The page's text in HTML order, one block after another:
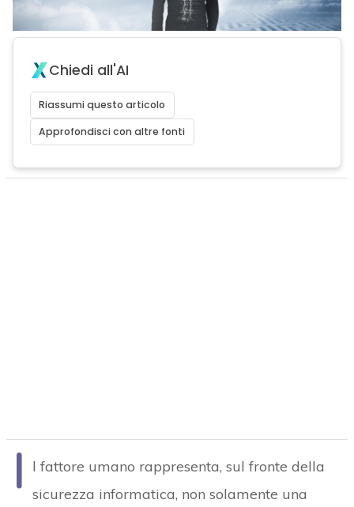
Chiedi all'AI
Riassumi questo articolo
Approfondisci con altre fonti
I
l fattore umano rappresenta, sul fronte della
sicurezza informatica, non solamente una